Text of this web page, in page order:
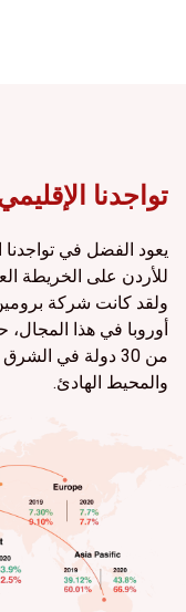
تواجدنا
يعود الفضل في
للأردن على الخريطة
ولقد كانت شركة
أوروبا في هذا المجال،
من 30 دولة في
والمحيط الهادئ.